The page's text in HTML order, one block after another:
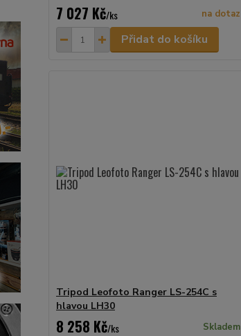
7 027 Kč/ks na dotaz
Přidat do košíku
Tripod Leofoto Ranger LS-254C s
hlavou LH30
8 258 Kč/ks Skladem